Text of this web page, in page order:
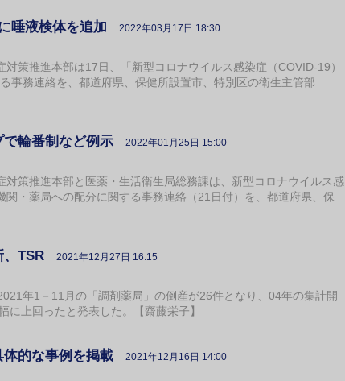
唾液検体を追加 2022年03月17日 18:30
策推進本部は17日、「新型コロナウイルス感染症（COVID-19）
事務連絡を、都道府県、保健所設置市、特別区の衛生主管部
輪番制など例示 2022年01月25日 15:00
策推進本部と医薬・生活衛生局総務課は、新型コロナウイルス感
・薬局への配分に関する事務連絡（21日付）を、都道府県、保
、TSR 2021年12月27日 16:15
年1－11月の「調剤薬局」の倒産が26件となり、04年の集計開
上回ったと発表した。【齋藤栄子】
的な事例を掲載 2021年12月16日 14:00